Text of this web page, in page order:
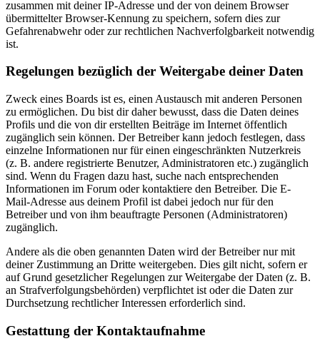
zusammen mit deiner IP-Adresse und der von deinem Browser
übermittelter Browser-Kennung zu speichern, sofern dies zur
Gefahrenabwehr oder zur rechtlichen Nachverfolgbarkeit notwendig
ist.
Regelungen bezüglich der Weitergabe deiner Daten
Zweck eines Boards ist es, einen Austausch mit anderen Personen
zu ermöglichen. Du bist dir daher bewusst, dass die Daten deines
Profils und die von dir erstellten Beiträge im Internet öffentlich
zugänglich sein können. Der Betreiber kann jedoch festlegen, dass
einzelne Informationen nur für einen eingeschränkten Nutzerkreis
(z. B. andere registrierte Benutzer, Administratoren etc.) zugänglich
sind. Wenn du Fragen dazu hast, suche nach entsprechenden
Informationen im Forum oder kontaktiere den Betreiber. Die E-
Mail-Adresse aus deinem Profil ist dabei jedoch nur für den
Betreiber und von ihm beauftragte Personen (Administratoren)
zugänglich.
Andere als die oben genannten Daten wird der Betreiber nur mit
deiner Zustimmung an Dritte weitergeben. Dies gilt nicht, sofern er
auf Grund gesetzlicher Regelungen zur Weitergabe der Daten (z. B.
an Strafverfolgungsbehörden) verpflichtet ist oder die Daten zur
Durchsetzung rechtlicher Interessen erforderlich sind.
Gestattung der Kontaktaufnahme